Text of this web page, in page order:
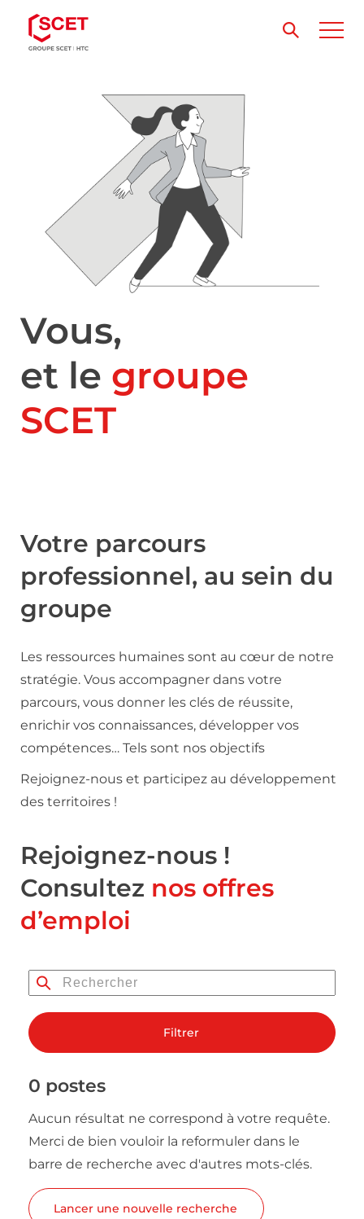
Vous,
et le groupe
SCET
Votre parcours
professionnel, au sein du
groupe
Les ressources humaines sont au cœur de notre
stratégie. Vous accompagner dans votre
parcours, vous donner les clés de réussite,
enrichir vos connaissances, développer vos
compétences… Tels sont nos objectifs
Rejoignez-nous et participez au développement
des territoires !
Rejoignez-nous !
Consultez nos offres
d’emploi
Filtrer
0 postes
Aucun résultat ne correspond à votre requête.
Merci de bien vouloir la reformuler dans le
barre de recherche avec d'autres mots-clés.
Lancer une nouvelle recherche